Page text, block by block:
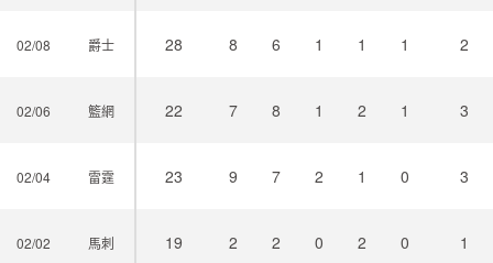
02/08 爵士
02/06 籃網
02/04 雷霆
02/02 馬刺
28 8 6 1 1 1 2
22 7 8 1 2 1 3
23 9 7 2 1 0 3
19 2 2 0 2 0 1